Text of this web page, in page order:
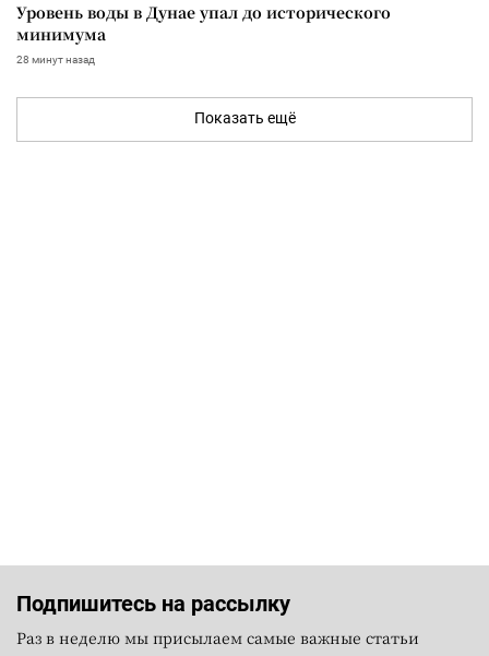
Уровень воды в Дунае упал до исторического
минимума
28 минут назад
Показать ещё
Подпишитесь на рассылку
Раз в неделю мы присылаем самые важные статьи